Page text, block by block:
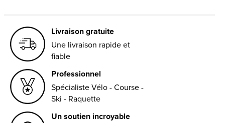
Livraison gratuite
Une livraison rapide et
fiable
Professionnel
Spécialiste Vélo - Course -
Ski - Raquette
Un soutien incroyable